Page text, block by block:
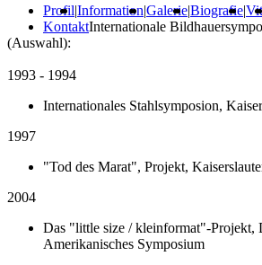
Profil|Information|Galerie|Biografie|
KontaktInternationale
(Auswahl):
1993 - 1994
Internationales Stahlsymposion,
1997
"Tod des Marat", Projekt,
2004
Das "little size / kleinformat"-Projekt,
Amerikanisches Symposium